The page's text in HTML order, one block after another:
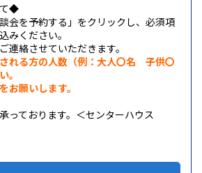
◆
会を予約する」をクリックし、必須項
みください。
連絡させていただきます。
れる方の人数（例：大人〇名 子供〇
。
お願いします。
っております。＜センターハウス